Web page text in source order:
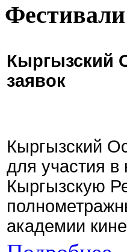
Кыргызский
заявок
Кыргызский
для участия
Кыргызскую
академии